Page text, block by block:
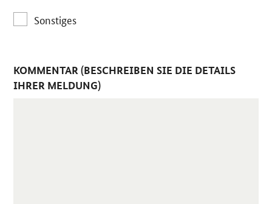
Sonstiges
KOMMENTAR (BESCHREIBEN SIE DIE DETAILS
IHRER MELDUNG)